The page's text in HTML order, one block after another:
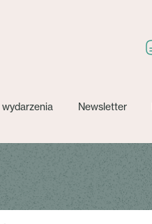
Newsletter